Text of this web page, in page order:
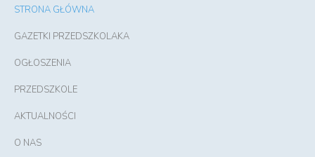
STRONA GŁÓWNA
GAZETKI PRZEDSZKOLAKA
OGŁOSZENIA
PRZEDSZKOLE
AKTUALNOŚCI
O NAS